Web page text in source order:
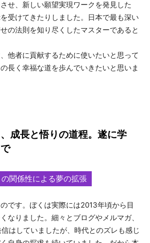
せ、新しい願望実現ワークを発見した
受けてきたりしました。日本で最も深い
の法則を知り尽くしたマスターであると
他者に貢献するために使いたいと思って
長く幸福な道を歩んでいきたいと思いま
成長と悟りの道程。遂に学
関係性による夢の拡張
です。ぼくは実際には2013年頃から目
なりました。細々とブログやメルマガ、
はしていましたが、時代とのズレも感じ